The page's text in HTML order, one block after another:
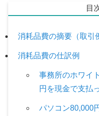
目
消耗品費の摘要（取引
消耗品費の仕訳例
事務所のホワイ
円を現金で支払
パソコン80,000